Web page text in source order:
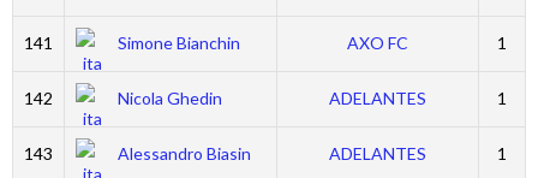
141 Simone Bianchin AXO FC 1
142 Nicola Ghedin ADELANTES 1
143 Alessandro Biasin ADELANTES 1